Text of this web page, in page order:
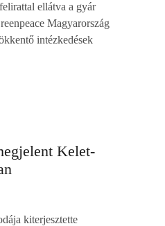
ellátva a gyár
Magyarország
intézkedések
Kelet-
kiterjesztette